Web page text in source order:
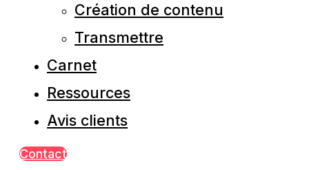
Création de contenu
Transmettre
Carnet
Ressources
Avis clients
Contact